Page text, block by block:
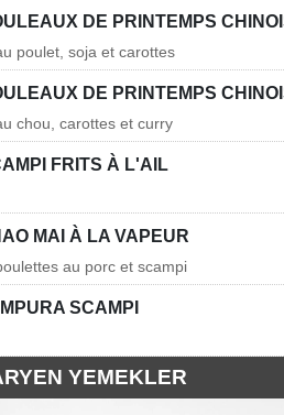
DE PRINTEMPS
poulet, soja et carottes
DE PRINTEMPS
chou, carottes et curry
FRITS À L'AIL
MAI À LA VAPEUR
au porc et scampi
SCAMPI
YEMEKLER